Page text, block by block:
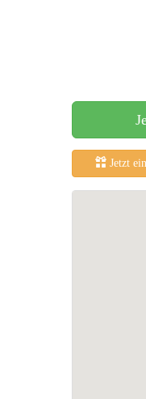
Jetzt